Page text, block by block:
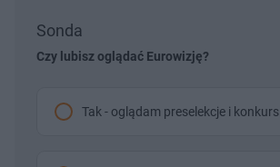
Sonda
Czy lubisz oglądać Eurowizję?
Tak - oglądam preselekcje i konkurs